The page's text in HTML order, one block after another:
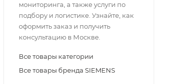
мониторинга, а также услуги по
подбору и логистике. Узнайте, как
оформить заказ и получить
консультацию в Москве.
Все товары категории
Все товары бренда SIEMENS